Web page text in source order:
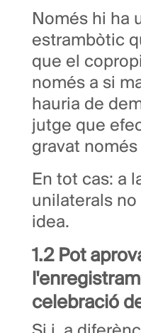
Només hi ha
estrambòtic
que el
només a si
hauria de
jutge que
gravat
En tot cas: a
unilaterals no
idea.
1.2 Pot
celebració